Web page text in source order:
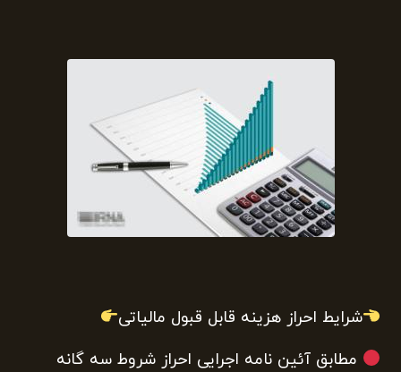
شرایط احراز هزینه قابل قبول مالیاتی
مطابق آئين نامه اجرايی احراز شروط سه گانه